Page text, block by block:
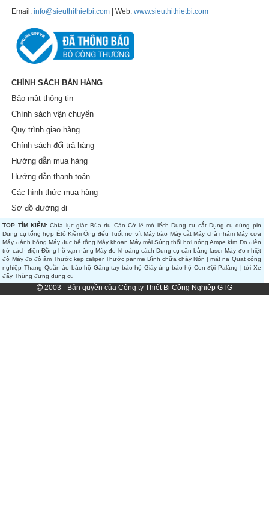
Email:info@sieuthithietbi.com | Web:www.sieuthithietbi.com
CHÍNH SÁCH BÁN HÀNG
Bảo mật thông tin
Chính sách vận chuyển
Quy trình giao hàng
Chính sách đổi trả hàng
Hướng dẫn mua hàng
Hướng dẫn thanh toán
Các hình thức mua hàng
Sơ đồ đường đi
TOP TÌM KIẾM:Chìa lục giác Búa rìu Cảo Cờ lê mỏ lếch Dụng cụ cắt Dụng cụ dùng pin
Dụng cụ tổng hợp Êtô Kiềm Ống đếu Tuốt nơ vít Máy bào Máy cắt Máy chà nhám Máy cưa
Máy đánh bóng Máy đục bê tông Máy khoan Máy mài Súng thổi hơi nóng Ampe kìm Đo điện
trở cách điện Đồng hồ vạn năng Máy đo khoảng cách Dụng cụ cân bằng laser Máy đo nhiệt
độ Máy đo độ ẩm Thước kẹp caliper Thước panme Bình chữa cháy Nón | mặt nạ Quạt công
nghiệp Thang Quần áo bảo hộ Găng tay bảo hộ Giày ủng bảo hộ Con đội Palăng | tời Xe
đẩy Thùng đựng dụng cụ
2003 - Bản quyền của Công ty Thiết Bị Công Nghiệp GTG